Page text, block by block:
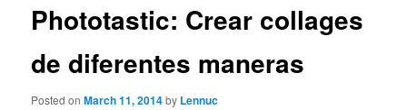
Phototastic: Crear collages
de diferentes maneras
Posted onMarch 11, 2014by Lennuc